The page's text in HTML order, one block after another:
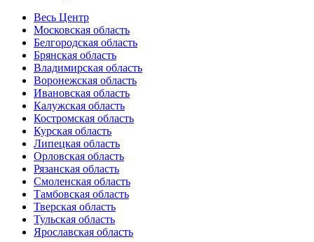
Весь Центр
Московская область
Белгородская область
Брянская область
Владимирская область
Воронежская область
Ивановская область
Калужская область
Костромская область
Курская область
Липецкая область
Орловская область
Рязанская область
Смоленская область
Тамбовская область
Тверская область
Тульская область
Ярославская область